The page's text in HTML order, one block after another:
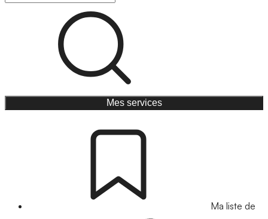
Mes services
Ma liste de